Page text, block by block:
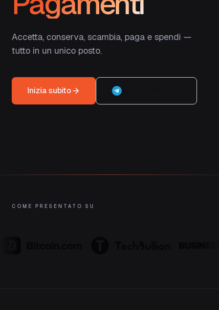
Accetta, conserva, scambia, paga e spendi —
tutto in un unico posto.
Inizia subito
COME PRESENTATO SU